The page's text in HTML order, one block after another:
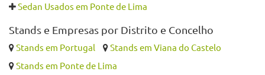
Sedan Usados em Ponte de Lima
Stands e Empresas por Distrito e Concelho
Stands em Portugal
Stands em Viana do Castelo
Stands em Ponte de Lima